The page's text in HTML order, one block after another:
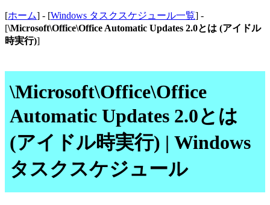
[ホーム] - [Windows タスクスケジュール一覧] -
[\Microsoft\Office\Office Automatic Updates 2.0とは (アイドル
時実行)]
\Microsoft\Office\Office
Automatic Updates 2.0とは
(アイドル時実行) | Windows
タスクスケジュール